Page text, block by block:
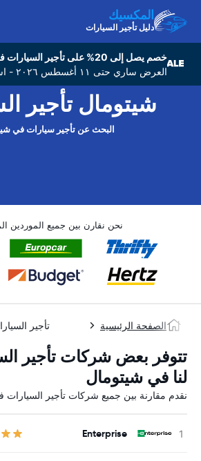
المكسيك
دليل تأجير السيارات
خصم يصل إلى 20% على تأجير السيارات في جميع أنحاء العالم
العرض ساري حتى ١١ أغسطس ٢٠٢٦ - استفد منه اليوم!
شيتومال تأجير
البحث عن تأجير سيارات في
نحن نقارن بين جميع الموردين
الصفحة الرئيسية تأجير
تتوفر بعض شركات تأجير
لنا في شيتومال
نقدم مقارنة بين جميع شركات تأجير السيارات
Enterprise